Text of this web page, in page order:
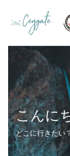
こんに
どこに行きたい